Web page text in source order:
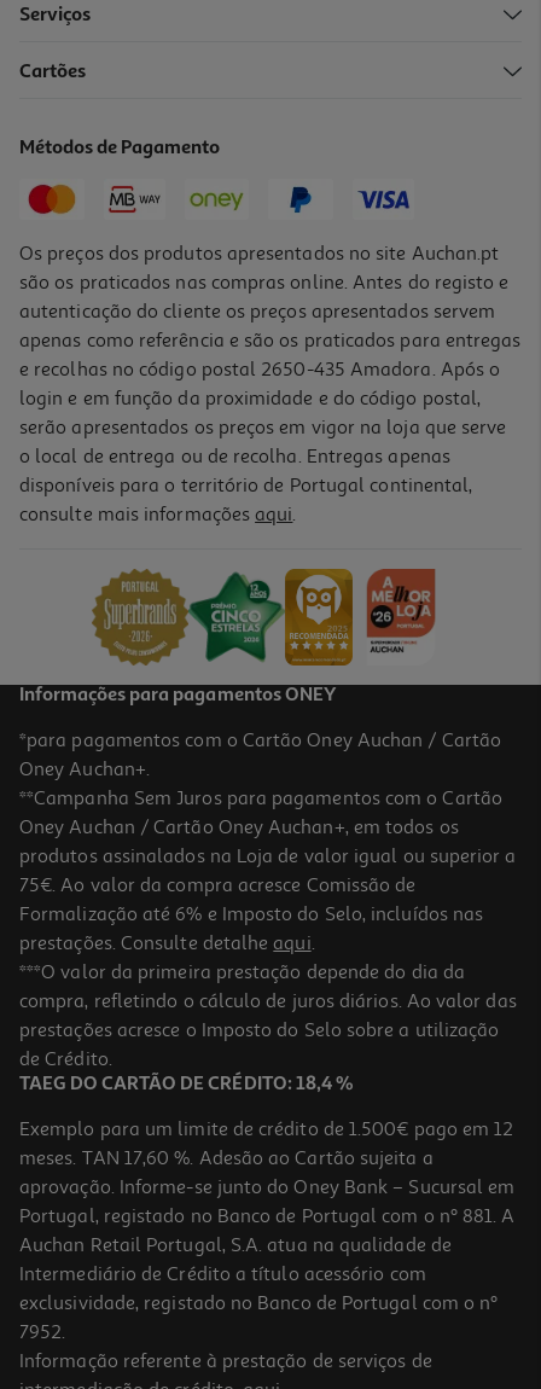
13,65 € PVP de editor
-10%
Livro 7 Dias 7 Histórias: Diversão Na Quinta
PVP de editor
-30%
Livro Ursito Tito: Piloto De Corrida
6.93 €/un
9,90 € PVP de editor
6,93 €
Promoção
-10%
Serviços
Cartões
Métodos de Pagamento
Os preços dos produtos apresentados no site Auchan.pt
são os praticados nas compras online. Antes do registo e
autenticação do cliente os preços apresentados servem
apenas como referência e são os praticados para entregas
e recolhas no código postal 2650-435 Amadora. Após o
login e em função da proximidade e do código postal,
serão apresentados os preços em vigor na loja que serve
o local de entrega ou de recolha. Entregas apenas
disponíveis para o território de Portugal continental,
consulte mais informações aqui.
Informações para pagamentos ONEY
*para pagamentos com o Cartão Oney Auchan / Cartão
Oney Auchan+.
**Campanha Sem Juros para pagamentos com o Cartão
Oney Auchan / Cartão Oney Auchan+, em todos os
produtos assinalados na Loja de valor igual ou superior a
75€. Ao valor da compra acresce Comissão de
Formalização até 6% e Imposto do Selo, incluídos nas
prestações. Consulte detalhe aqui.
***O valor da primeira prestação depende do dia da
compra, refletindo o cálculo de juros diários. Ao valor das
prestações acresce o Imposto do Selo sobre a utilização
de Crédito.
TAEG DO CARTÃO DE CRÉDITO: 18,4 %
Exemplo para um limite de crédito de 1.500€ pago em 12
meses. TAN 17,60 %. Adesão ao Cartão sujeita a
aprovação. Informe-se junto do Oney Bank – Sucursal em
Portugal, registado no Banco de Portugal com o nº 881. A
Auchan Retail Portugal, S.A. atua na qualidade de
Intermediário de Crédito a título acessório com
exclusividade, registado no Banco de Portugal com o nº
7952.
Informação referente à prestação de serviços de